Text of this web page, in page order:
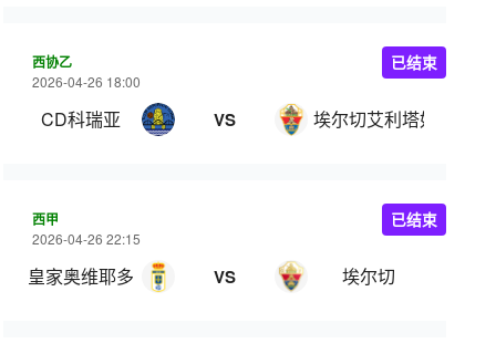
西协乙
2026-04-26 18:00
CD科瑞亚 VS 埃尔切艾利塔奴
已结束
西甲
2026-04-26 22:15
皇家奥维耶多 VS 埃尔切
已结束